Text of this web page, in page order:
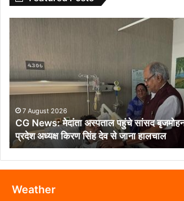
अस्पताल
पहुंचे
सांसद
बृजमोहन
अग्रवाल,
BJP
प्रदेश
अध्यक्ष
किरण
सिंह
देव
7 August 2026
CG News: मेदांता अस्पताल पहुंचे सांसद
प्रदेश अध्यक्ष किरण सिंह देव से जाना हालचाल
Weather